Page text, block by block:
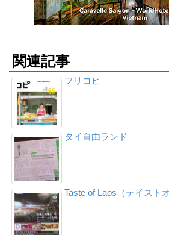
関連記事
フリコピ
タイ自由ランド
Taste of Laos（テイスト